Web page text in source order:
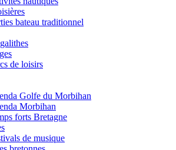
bateau traditionnel
de loisirs
Golfe du Morbihan
Morbihan
forts Bretagne
de musique